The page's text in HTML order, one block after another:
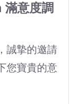
意度調
誠摯的邀請
您寶貴的意